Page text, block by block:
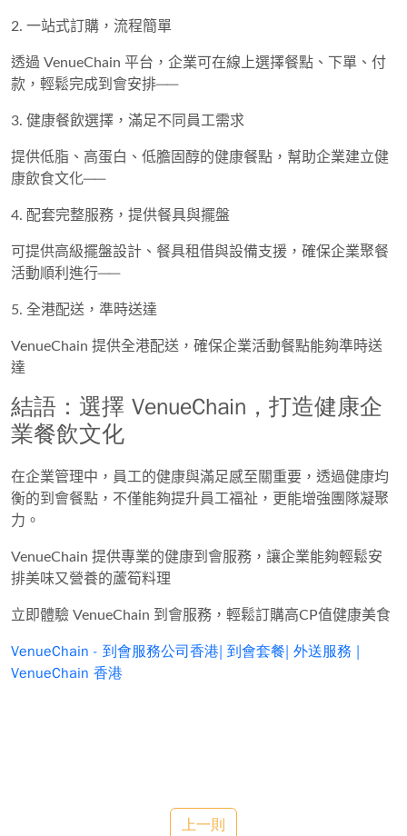
2. 一站式訂購，流程簡單
透過 VenueChain 平台，企業可在線上選擇餐點、下單、付
款，輕鬆完成到會安排──
3. 健康餐飲選擇，滿足不同員工需求
提供低脂、高蛋白、低膽固醇的健康餐點，幫助企業建立健
康飲食文化──
4. 配套完整服務，提供餐具與擺盤
可提供高級擺盤設計、餐具租借與設備支援，確保企業聚餐
活動順利進行──
5. 全港配送，準時送達
VenueChain 提供全港配送，確保企業活動餐點能夠準時送
達
結語：選擇 VenueChain，打造健康企
業餐飲文化
在企業管理中，員工的健康與滿足感至關重要，透過健康均
衡的到會餐點 ，不僅能夠提升員工福祉，更能增強團隊凝聚
力。
VenueChain 提供專業的健康到會服務，讓企業能夠輕鬆安
排美味又營養的蘆筍料理
立即體驗 VenueChain 到會服務，輕鬆訂購高CP值健康美食
VenueChain - 到會服務公司香港| 到會套餐| 外送服務 |
VenueChain 香港
上一則